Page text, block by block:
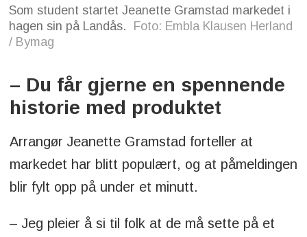
Som student startet Jeanette Gramstad markedet i
hagen sin på Landås.
Foto: Embla Klausen Herland
/ Bymag
– Du får gjerne en spennende
historie med produktet
Arrangør Jeanette Gramstad forteller at
markedet har blitt populært, og at påmeldingen
blir fylt opp på under et minutt.
– Jeg pleier å si til folk at de må sette på et